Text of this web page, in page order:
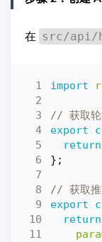
在 src/api/
import
export
return
};
export
return